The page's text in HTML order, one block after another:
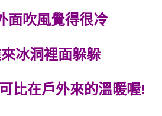
面吹風覺得很冷
冰洞裡面躲躲
比在戶外來的溫暖喔!